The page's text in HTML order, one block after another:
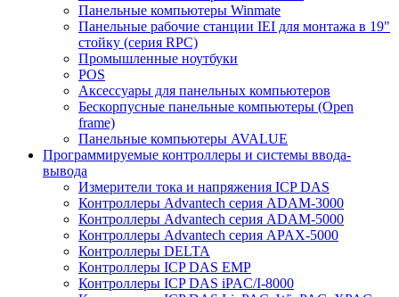
Панельные компьютеры Winmate
Панельные рабочие станции IEI для монтажа в 19"
стойку (серия RPC)
Промышленные ноутбуки
POS
Аксессуары для панельных компьютеров
Бескорпусные панельные компьютеры (Open
frame)
Панельные компьютеры AVALUE
Программируемые контроллеры и системы ввода-
вывода
Измерители тока и напряжения ICP DAS
Контроллеры Advantech серия ADAM-3000
Контроллеры Advantech серия ADAM-5000
Контроллеры Advantech серия APAX-5000
Контроллеры DELTA
Контроллеры ICP DAS EMP
Контроллеры ICP DAS iPAC/I-8000